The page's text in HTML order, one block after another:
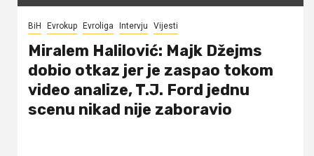
BiH Evrokup Evroliga Intervju Vijesti
Miralem Halilović: Majk Džejms
dobio otkaz jer je zaspao tokom
video analize, T.J. Ford jednu
scenu nikad nije zaboravio